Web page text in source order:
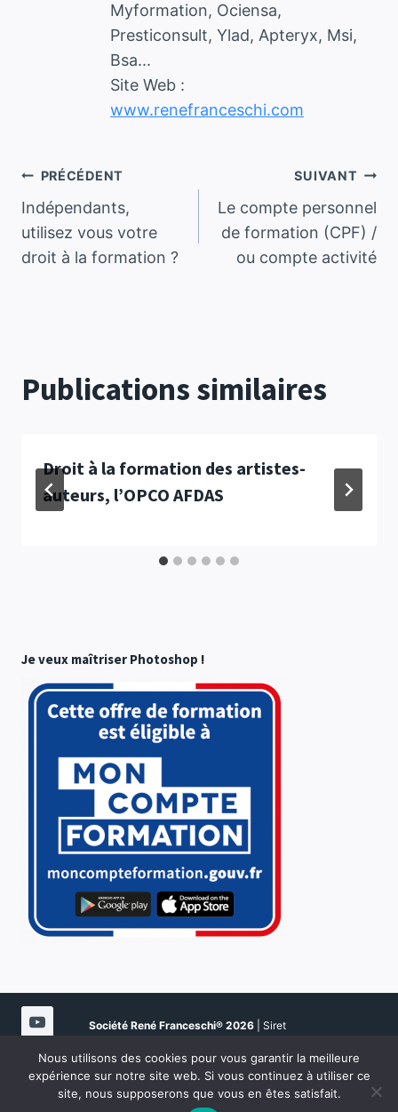
Myformation, Ociensa,
Presticonsult, Ylad, Apteryx, Msi,
Bsa...
Site Web :
www.renefranceschi.com
PRÉCÉDENT
Indépendants, ​
utilisez vous votre
droit à la formation ?
SUIVANT
Le compte personnel
de formation (CPF) /
ou compte activité
Publications similaires
Droit à la formation des artistes-
auteurs, l’OPCO AFDAS
Je veux maîtriser Photoshop !
Société René Franceschi®2026 | Siret
N° Datadock 0076926 |Mentions légales |Documents
formations| MàJ Mars 2026
Nous utilisons des cookies pour vous garantir la meilleure
expérience sur notre site web. Si vous continuez à utiliser ce
site, nous supposerons que vous en êtes satisfait.